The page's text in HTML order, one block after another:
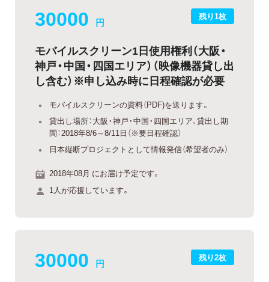
残り1枚
30000 円
モバイルスクリーン1日使用権利（大阪・
神戸・中国・四国エリア）（映像機器貸し出
し含む）※申し込み時に日程確認が必要
モバイルスクリーンの資料（PDF)を送ります。
貸出し場所：大阪・神戸・中国・四国エリア、貸出し期
間：2018年8/6～8/11日（※要日程確認）
日本縦断プロジェクトとして情報発信（希望者のみ）
2018年08月 にお届け予定です。
1人が応援しています。
残り2枚
30000 円